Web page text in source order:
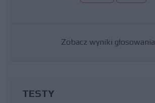
Zobacz wyniki głosowania
TESTY